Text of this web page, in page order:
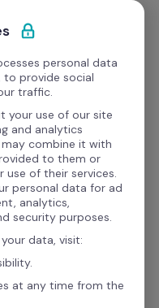
Grátis
RH
personal data
provide social
traffic.
your use of our site
and analytics
combine it with
to them or
of their services.
personal data for ad
analytics,
security purposes.
data, visit:
at any time from the